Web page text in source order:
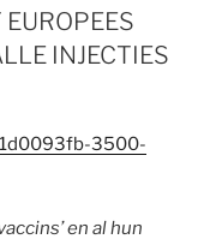
INJECTIES
3500-
en al hun